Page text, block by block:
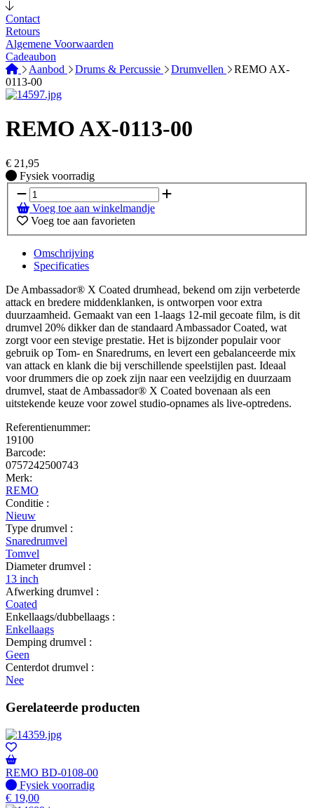
Contact
Retours
Algemene Voorwaarden
Cadeaubon
Aanbod
Drums & Percussie Drumvellen
REMO AX-
0113-00
REMO AX-0113-00
€ 21,95
Fysiek voorradig
Fysiek voorradig
Voeg toe aan winkelmandje
Voeg toe aan favorieten
Omschrijving
Specificaties
De Ambassador® X Coated drumhead, bekend om zijn verbeterde
attack en bredere middenklanken, is ontworpen voor extra
duurzaamheid. Gemaakt van een 1-laags 12-mil gecoate film, is dit
drumvel 20% dikker dan de standaard Ambassador Coated, wat
zorgt voor een stevige prestatie. Het is bijzonder populair voor
gebruik op Tom- en Snaredrums, en levert een gebalanceerde mix
van attack en klank die bij verschillende speelstijlen past. Ideaal
voor drummers die op zoek zijn naar een veelzijdig en duurzaam
drumvel, staat de Ambassador® X Coated bovenaan als een
uitstekende keuze voor zowel studio-opnames als live-optredens.
Referentienummer:
19100
Barcode:
0757242500743
Merk:
REMO
Conditie :
Nieuw
Type drumvel :
Snaredrumvel
Tomvel
Diameter drumvel :
13 inch
Afwerking drumvel :
Coated
Enkellaags/dubbellaags :
Enkellaags
Demping drumvel :
Geen
Centerdot drumvel :
Nee
Gerelateerde producten
REMO BD-0108-00
Fysiek voorradig
Fysiek voorradig
€ 19,00